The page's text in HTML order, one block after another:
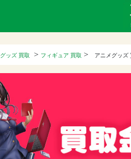
ッズ 買取 > フィギュア 買取 > アニメグッズ